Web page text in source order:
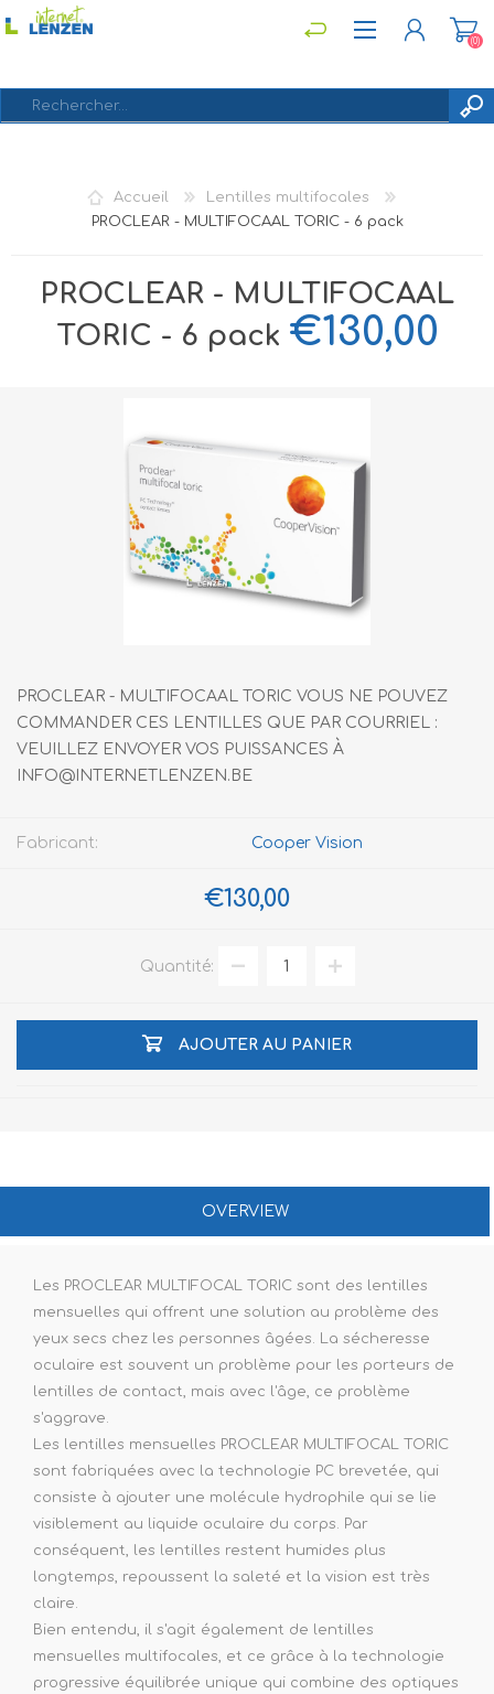
CONNEXION
(0)
Accueil
Lentilles multifocales
PROCLEAR - MULTIFOCAAL TORIC - 6 pack
PROCLEAR - MULTIFOCAAL
TORIC - 6 pack €130,00
PROCLEAR - MULTIFOCAAL TORIC VOUS NE POUVEZ
COMMANDER CES LENTILLES QUE PAR COURRIEL :
VEUILLEZ ENVOYER VOS PUISSANCES À
INFO@INTERNETLENZEN.BE
Fabricant: Cooper Vision
€130,00
Quantité:
AJOUTER AU PANIER
OVERVIEW
Les PROCLEAR MULTIFOCAL TORIC sont des lentilles
mensuelles qui offrent une solution au problème des
yeux secs chez les personnes âgées. La sécheresse
oculaire est souvent un problème pour les porteurs de
lentilles de contact, mais avec l'âge, ce problème
s'aggrave.
Les lentilles mensuelles PROCLEAR MULTIFOCAL TORIC
sont fabriquées avec la technologie PC brevetée, qui
consiste à ajouter une molécule hydrophile qui se lie
visiblement au liquide oculaire du corps. Par
conséquent, les lentilles restent humides plus
longtemps, repoussent la saleté et la vision est très
claire.
Bien entendu, il s'agit également de lentilles
mensuelles multifocales, et ce grâce à la technologie
progressive équilibrée unique qui combine des optiques